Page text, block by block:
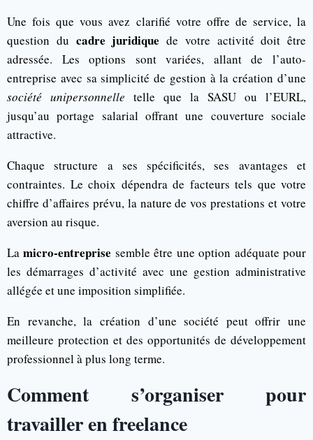
Une fois que vous avez clarifié votre offre de service, la
question du cadre juridique de votre activité doit être
adressée. Les options sont variées, allant de l’auto-
entreprise avec sa simplicité de gestion à la création d’une
société unipersonnelle telle que la SASU ou l’EURL,
jusqu’au portage salarial offrant une couverture sociale
attractive.
Chaque structure a ses spécificités, ses avantages et
contraintes. Le choix dépendra de facteurs tels que votre
chiffre d’affaires prévu, la nature de vos prestations et votre
aversion au risque.
Lamicro-entreprise semble être une option adéquate pour
les démarrages d’activité avec une gestion administrative
allégée et une imposition simplifiée.
En revanche, la création d’une société peut offrir une
meilleure protection et des opportunités de développement
professionnel à plus long terme.
Comment s’organiser pour
travailler en freelance